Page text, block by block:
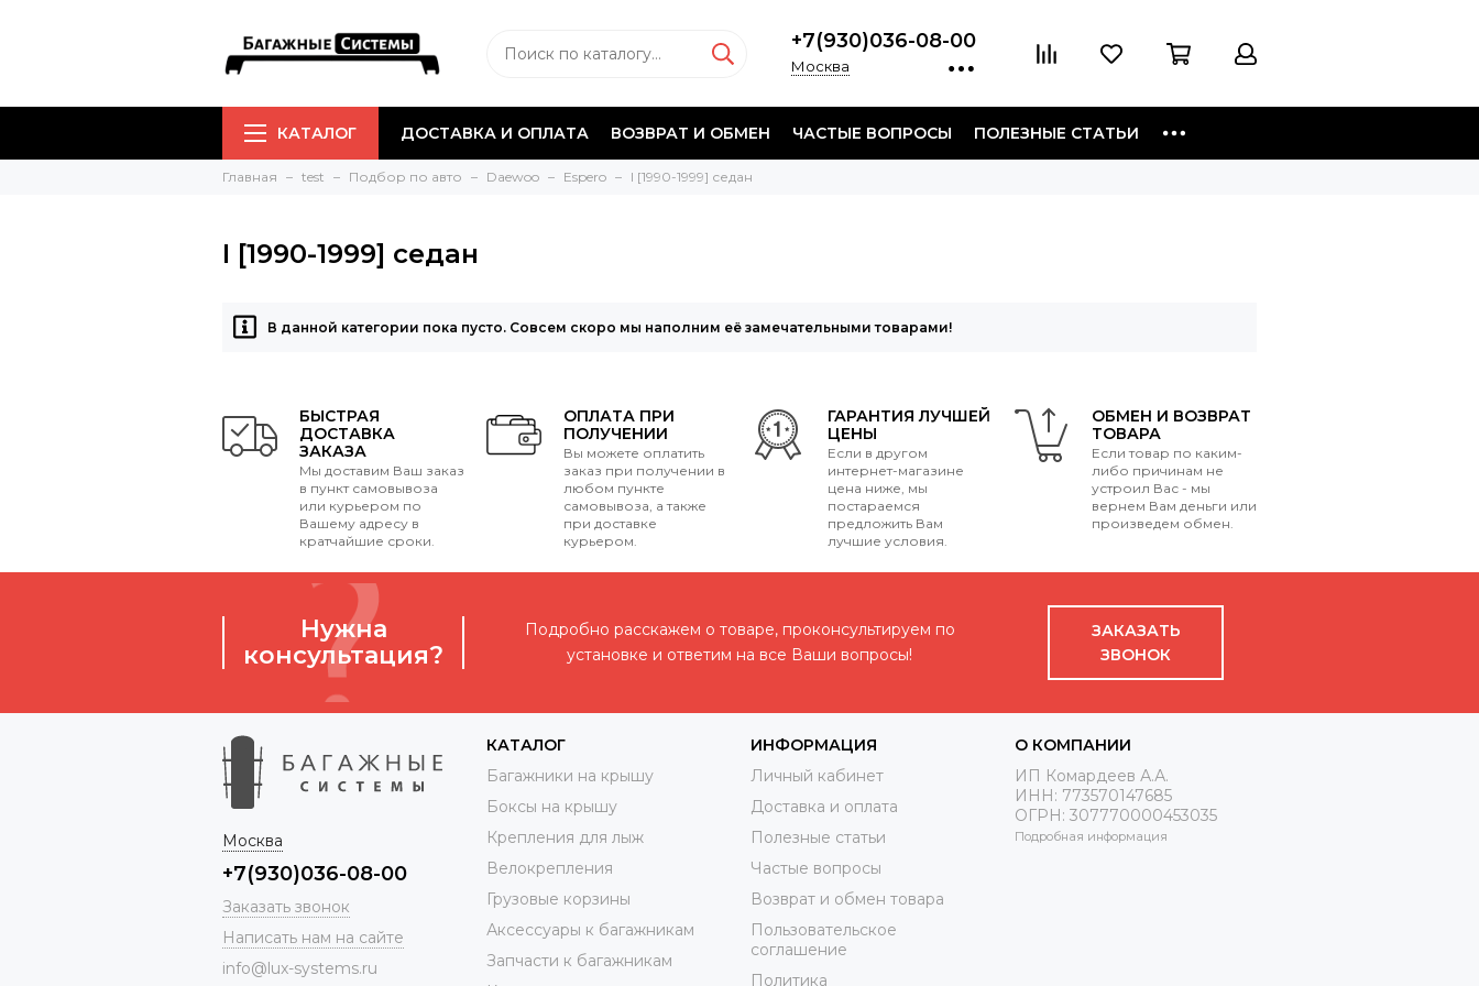
+7(930)036-08-00
Москва
КАТАЛОГ ДОСТАВКА И ОПЛАТА ВОЗВРАТ И ОБМЕН ЧАСТЫЕ ВОПРОСЫ ПОЛЕЗНЫЕ СТАТЬИ
Главная test Подбор по авто Daewoo Espero I [1990-1999] седан
I [1990-1999] седан
В данной категории пока пусто. Совсем скоро мы наполним её замечательными товарами!
БЫСТРАЯ
ДОСТАВКА
ЗАКАЗА
Мы доставим Ваш заказ
в пункт самовывоза
или курьером по
Вашему адресу в
кратчайшие сроки.
ОПЛАТА ПРИ
ПОЛУЧЕНИИ
Вы можете оплатить
заказ при получении в
любом пункте
самовывоза, а также
при доставке
курьером.
ГАРАНТИЯ ЛУЧШЕЙ
ЦЕНЫ
Если в другом
интернет-магазине
цена ниже, мы
постараемся
предложить Вам
лучшие условия.
ОБМЕН И ВОЗВРАТ
ТОВАРА
Если товар по каким-
либо причинам не
устроил Вас - мы
вернем Вам деньги или
произведем обмен.
Нужна
консультация?
Подробно расскажем о товаре, проконсультируем по
установке и ответим на все Ваши вопросы!
ЗАКАЗАТЬ
ЗВОНОК
Москва
+7(930)036-08-00
Заказать звонок
Написать нам на сайте
info@lux-systems.ru
КАТАЛОГ
Багажники на крышу
Боксы на крышу
Крепления для лыж
Велокрепления
Грузовые корзины
Аксессуары к багажникам
Запчасти к багажникам
ИНФОРМАЦИЯ
Личный кабинет
Доставка и оплата
Полезные статьи
Частые вопросы
Возврат и обмен товара
Пользовательское
соглашение
Политика
О КОМПАНИИ
ИП Комардеев А.А.
ИНН: 773570147685
ОГРН: 307770000453035
Подробная информация